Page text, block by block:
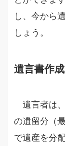
し、今から
しょう。
遺言書作
遺言者は
の遺留分（
で遺産を分